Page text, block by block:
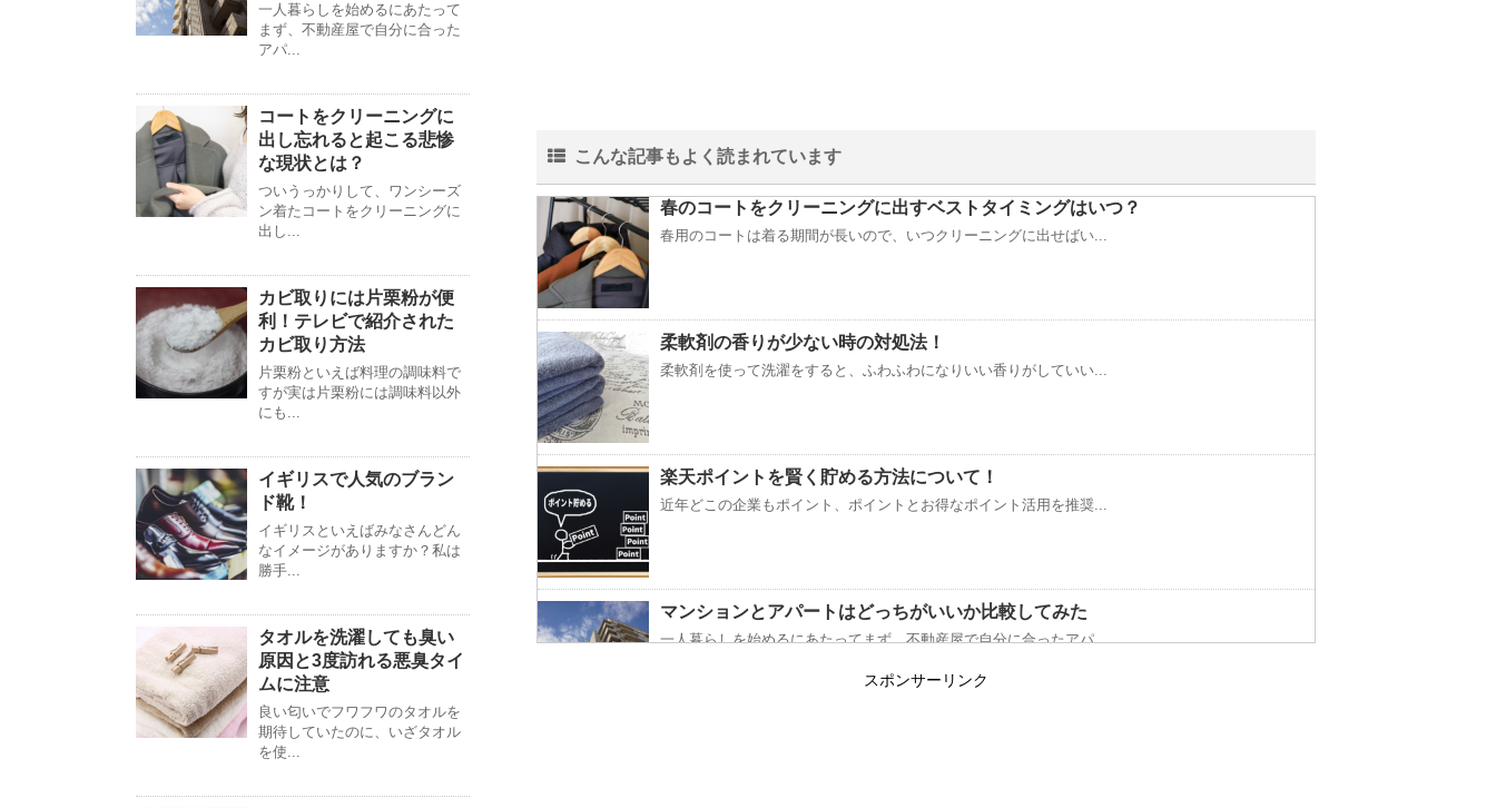
こんな記事もよく読まれています
春のコートをクリーニングに出すベストタイミングはいつ？
春用のコートは着る期間が長いので、いつクリーニングに出せばい...
柔軟剤の香りが少ない時の対処法！
柔軟剤を使って洗濯をすると、ふわふわになりいい香りがしていい...
楽天ポイントを賢く貯める方法について！
近年どこの企業もポイント、ポイントとお得なポイント活用を推奨...
マンションとアパートはどっちがいいか比較してみた
一人暮らしを始めるにあたってまず、不動産屋で自分に合ったアパ...
スポンサーリンク
一人暮らしを始めるにあたって
まず、不動産屋で自分に合った
アパ...
コートをクリーニングに
出し忘れると起こる悲惨
な現状とは？
ついうっかりして、ワンシーズ
ン着たコートをクリーニングに
出し...
カビ取りには片栗粉が便
利！テレビで紹介された
カビ取り方法
片栗粉といえば料理の調味料で
すが実は片栗粉には調味料以外
にも...
イギリスで人気のブラン
ド靴！
イギリスといえばみなさんどん
なイメージがありますか？私は
勝手...
タオルを洗濯しても臭い
原因と3度訪れる悪臭タイ
ムに注意
良い匂いでフワフワのタオルを
期待していたのに、いざタオル
を使...